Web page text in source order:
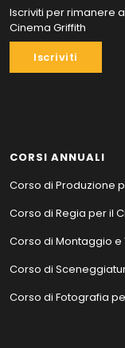
Iscriviti per rimanere
Cinema Griffith
Iscriviti
CORSI ANNUALI
Corso di Produzione
Corso di Regia per il
Corso di Montaggio e
Corso di
Corso di Fotografia